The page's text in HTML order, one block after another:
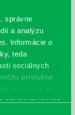
správne
a analýzu
Informácie o
teda
sociálnych
príslušné
ktoré ste im
ste používali ich